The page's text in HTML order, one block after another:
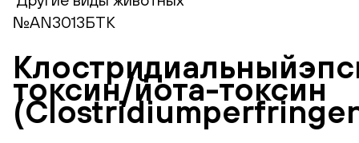
№AN3013БТК
токсин/йота-токсин